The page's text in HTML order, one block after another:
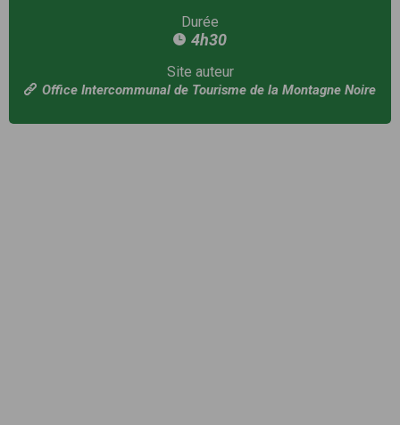
Durée
4h30
Site auteur
Office Intercommunal de Tourisme de la Montagne Noire